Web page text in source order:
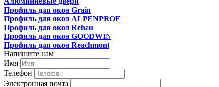
Профиль для окон Grain
Профиль для окон ALPENPROF
Профиль для окон Rehau
Профиль для окон GOODWIN
Профиль для окон Reachmont
Напишите нам
Имя
Телефон
Электронная почта